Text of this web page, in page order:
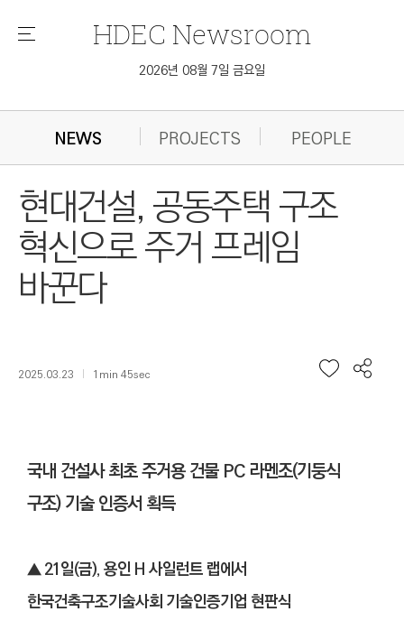
메
HDEC Newsroom
2026년 08월 7일 금요일
NEWS PROJECTS PEOPLE
현대건설, 공동주택 구조
혁신으로 주거 프레임
바꾼다
2025.03.23 1min 45sec
국내 건설사 최초 주거용 건물 PC 라멘조(기둥식
구조) 기술 인증서 획득
▲ 21일(금), 용인 H 사일런트 랩에서
한국건축구조기술사회 기술인증기업 현판식